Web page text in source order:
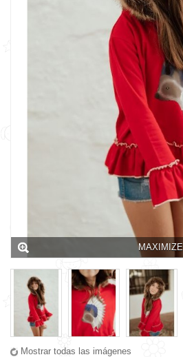
MAXIMIZE
Mostrar todas las imágenes